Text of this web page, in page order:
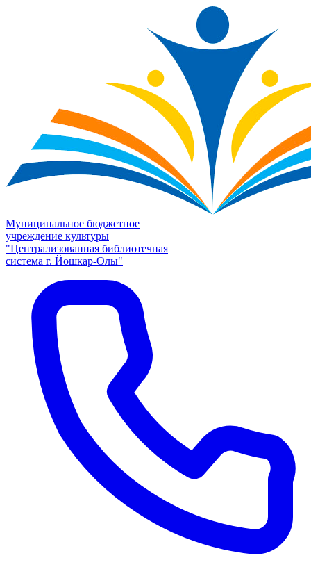
Муниципальное бюджетное
учреждение культуры
"Централизованная библиотечная
система г. Йошкар-Олы"